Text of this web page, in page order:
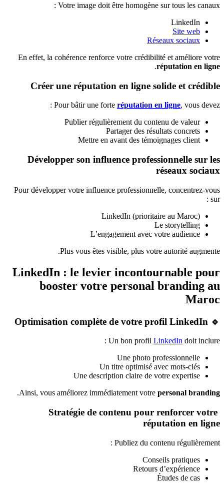
Votre image doit être homogène sur tous les canaux :
LinkedIn
Site web
Réseaux sociaux
En effet, la cohérence renforce votre crédibilité et améliore votre
réputation en ligne
.
Créer une réputation en ligne solide et crédible
Pour bâtir une forte réputation en ligne, vous devez :
Publier régulièrement du contenu de valeur
Partager des résultats concrets
Mettre en avant des témoignages client
Développer son influence professionnelle sur les
réseaux sociaux
Pour développer votre influence professionnelle, concentrez-vous
sur :
LinkedIn (prioritaire au Maroc)
Le storytelling
L’engagement avec votre audience
Plus vous êtes visible, plus votre autorité augmente.
LinkedIn : le levier incontournable pour
booster votre personal branding au
Maroc
🔹 Optimisation complète de votre profil LinkedIn
Un bon profil LinkedIn doit inclure :
Une photo professionnelle
Un titre optimisé avec mots-clés
Une description claire de votre expertise
Ainsi, vous améliorez immédiatement votre personal branding
.
Stratégie de contenu pour renforcer votre
réputation en ligne
Publiez du contenu régulièrement :
Conseils pratiques
Retours d’expérience
Études de cas